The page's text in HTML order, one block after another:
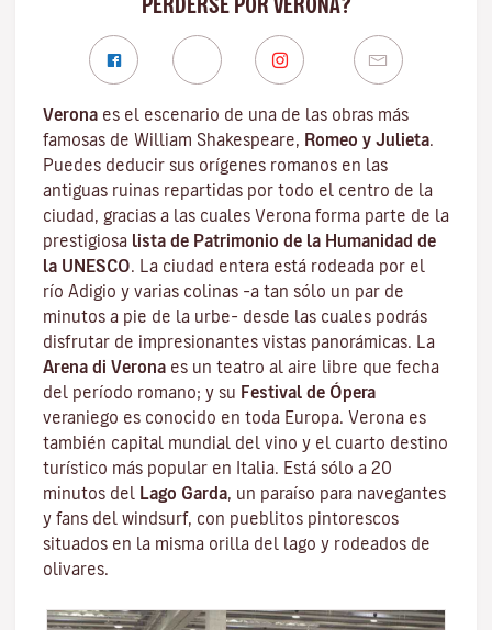
PERDERSE POR VERONA?
Verona es el escenario de una de las obras más
famosas de William Shakespeare, Romeo y Julieta.
Puedes deducir sus orígenes romanos en las
antiguas ruinas repartidas por todo el centro de la
ciudad, gracias a las cuales Verona forma parte de la
prestigiosa lista de Patrimonio de la Humanidad de
la UNESCO. La ciudad entera está rodeada por el
río Adigio y varias colinas –a tan sólo un par de
minutos a pie de la urbe– desde las cuales podrás
disfrutar de impresionantes vistas panorámicas. La
Arena di Verona es un teatro al aire libre que fecha
del período romano; y su Festival de Ópera
veraniego es conocido en toda Europa. Verona es
también capital mundial del vino y el cuarto destino
turístico más popular en Italia. Está sólo a 20
minutos del Lago Garda, un paraíso para navegantes
y fans del windsurf, con pueblitos pintorescos
situados en la misma orilla del lago y rodeados de
olivares.